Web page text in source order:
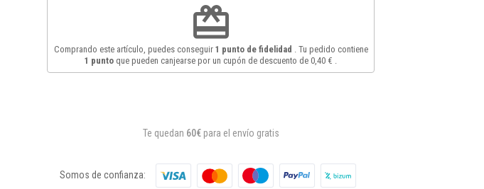
redeem
Comprando este artículo, puedes conseguir 1 punto de fidelidad . Tu pedido contiene
1 punto que pueden canjearse por un cupón de descuento de 0,40 €
Te quedan 60€para el envío gratis
Somos de confianza: